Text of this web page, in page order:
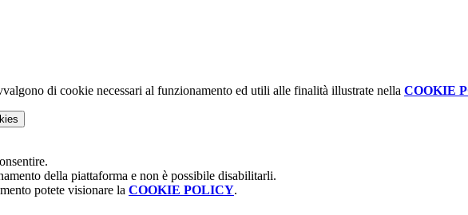
di cookie necessari al funzionamento ed utili alle finalità illustrate nella COOKIE
della piattaforma e non è possibile disabilitarli.
potete visionare la COOKIE POLICY.